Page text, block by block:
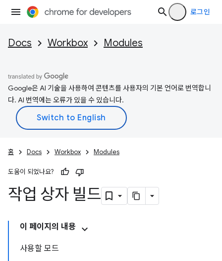
로그인
Docs Workbox Modules
Google은 AI 기술을 사용하여 콘텐츠를 사용자의 기본 언어로 번역합니
다. AI 번역에는 오류가 있을 수 있습니다.
홈 Docs Workbox Modules
도움이 되었나요?
작업 상자 빌드
이 페이지의 내용
사용할 모드